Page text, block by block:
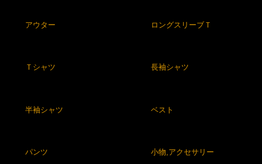
アウター ロングスリーブＴ
Ｔシャツ 長袖シャツ
半袖シャツ ベスト
パンツ 小物,アクセサリー